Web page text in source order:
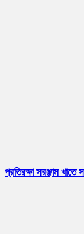
প্রতিরক্ষা সরঞ্জাম